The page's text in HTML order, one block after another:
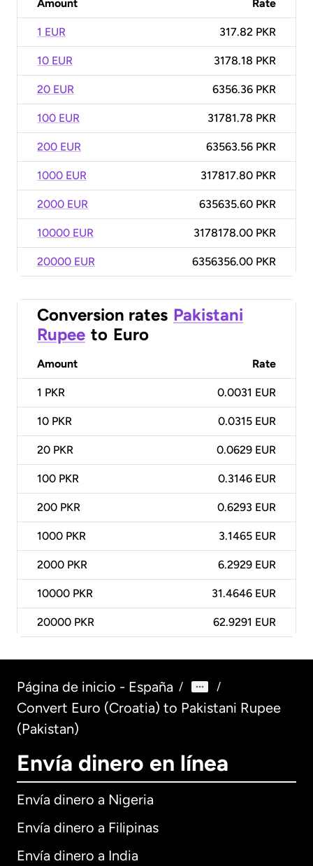
Amount Rate
1 EUR 317.82 PKR
10 EUR 3178.18 PKR
20 EUR 6356.36 PKR
100 EUR 31781.78 PKR
200 EUR 63563.56 PKR
1000 EUR 317817.80 PKR
2000 EUR 635635.60 PKR
10000 EUR 3178178.00 PKR
20000 EUR 6356356.00 PKR
Conversion rates Pakistani
Rupee to Euro
Amount Rate
1 PKR 0.0031 EUR
10 PKR 0.0315 EUR
20 PKR 0.0629 EUR
100 PKR 0.3146 EUR
200 PKR 0.6293 EUR
1000 PKR 3.1465 EUR
2000 PKR 6.2929 EUR
10000 PKR 31.4646 EUR
20000 PKR 62.9291 EUR
Página de inicio - España / /
Convert Euro (Croatia) to Pakistani Rupee
(Pakistan)
Envía dinero en línea
Envía dinero a Nigeria
Envía dinero a Filipinas
Envía dinero a India